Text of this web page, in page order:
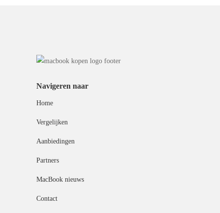
Navigeren naar
Home
Vergelijken
Aanbiedingen
Partners
MacBook nieuws
Contact